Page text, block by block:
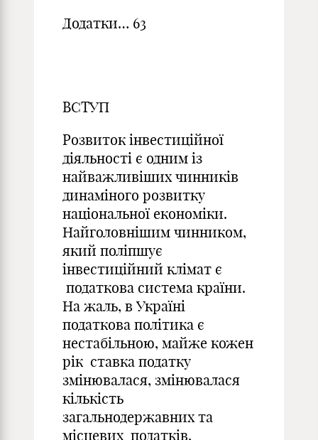
Додатки… 63
ВСТУП
Розвиток інвестиційної
діяльності є одним із
найважливіших чинників
динаміного розвитку
національної економіки.
Найголовнішим чинником,
який поліпшує
інвестиційний клімат є
податкова система країни.
На жаль, в Україні
податкова політика є
нестабільною, майже кожен
рік ставка податку
змінювалася, змінювалася
кількість
загальнодержавних та
місцевих податків,